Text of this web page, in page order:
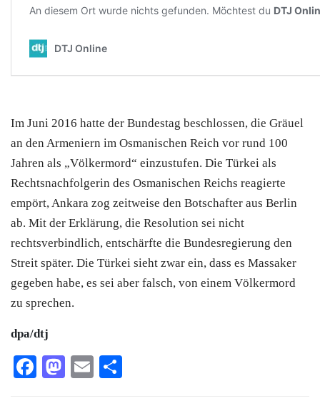
Im Juni 2016 hatte der Bundestag beschlossen, die Gräuel
an den Armeniern im Osmanischen Reich vor rund 100
Jahren als „Völkermord“ einzustufen. Die Türkei als
Rechtsnachfolgerin des Osmanischen Reichs reagierte
empört, Ankara zog zeitweise den Botschafter aus Berlin
ab. Mit der Erklärung, die Resolution sei nicht
rechtsverbindlich, entschärfte die Bundesregierung den
Streit später. Die Türkei sieht zwar ein, dass es Massaker
gegeben habe, es sei aber falsch, von einem Völkermord
zu sprechen.
dpa/dtj
Facebook
Mastodon
Email